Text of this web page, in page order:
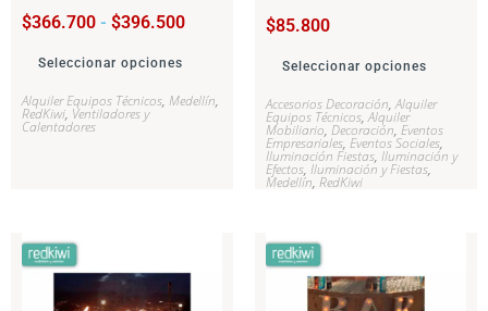
$366.700 - $396.500
Seleccionar opciones
Alquiler Equipos Técnicos, Medellín,
RedKiwi, Ventiladores y
Calentadores
$85.800
Seleccionar opciones
Accesorios Decoración,Alquiler
Equipos Técnicos,Alquiler
Mobiliario, Decoración, Eventos
Empresariales, Eventos Sociales,
Iluminación Fiestas, Iluminación y
Efectos, Iluminación y Fiestas,
Medellín, RedKiwi